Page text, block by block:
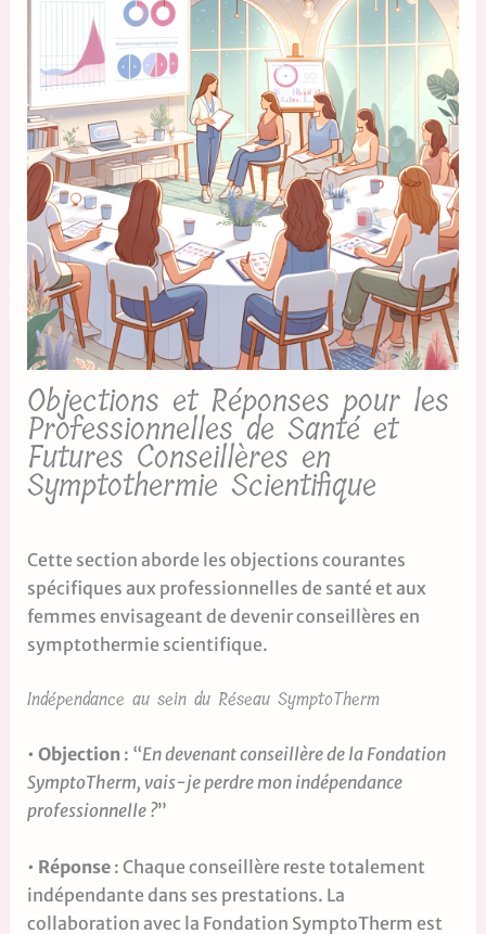
Objections et Réponses pour les
Professionnelles de Santé et
Futures Conseillères en
Symptothermie Scientifique
Cette section aborde les objections courantes
spécifiques aux professionnelles de santé et aux
femmes envisageant de devenir conseillères en
symptothermie scientifique.
Indépendance au sein du Réseau SymptoTherm
• Objection: “En devenant conseillère de la Fondation
SymptoTherm, vais-je perdre mon indépendance
professionnelle ?”
• Réponse: Chaque conseillère reste totalement
indépendante dans ses prestations. La
collaboration avec la Fondation SymptoTherm est